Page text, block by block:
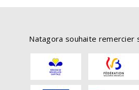
Natagora souhaite remercier